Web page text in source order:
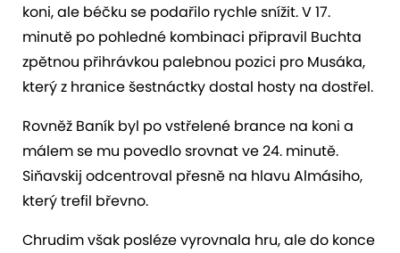
koni, ale béčku se podařilo rychle snížit. V 17.
minutě po pohledné kombinaci připravil Buchta
zpětnou přihrávkou palebnou pozici pro Musáka,
který z hranice šestnáctky dostal hosty na dostřel.
Rovněž Baník byl po vstřelené brance na koni a
málem se mu povedlo srovnat ve 24. minutě.
Siňavskij odcentroval přesně na hlavu Almásiho,
který trefil břevno.
Chrudim však posléze vyrovnala hru, ale do konce